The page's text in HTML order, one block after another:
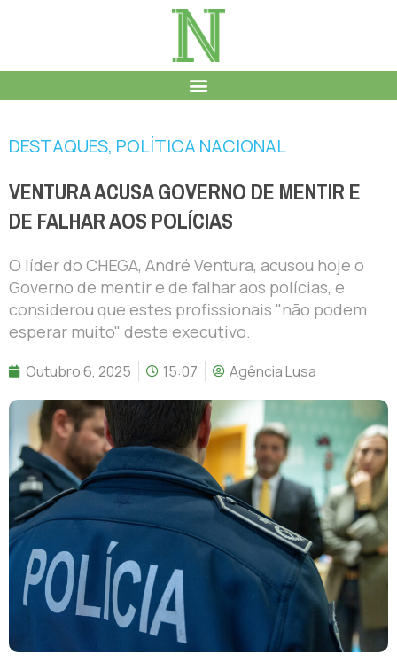
DESTAQUES, POLÍTICA NACIONAL
VENTURA ACUSA GOVERNO DE MENTIR E
DE FALHAR AOS POLÍCIAS
O líder do CHEGA, André Ventura, acusou hoje o
Governo de mentir e de falhar aos polícias, e
considerou que estes profissionais "não podem
esperar muito" deste executivo.
Outubro 6, 2025 15:07 Agência Lusa